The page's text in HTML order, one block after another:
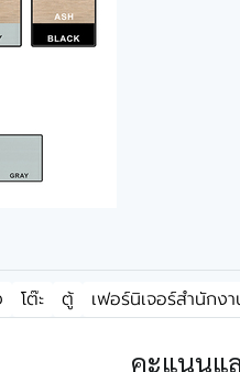
โต๊ะ ตู้ เฟอร์นิเจอร์สำนักง
คะแนนแ